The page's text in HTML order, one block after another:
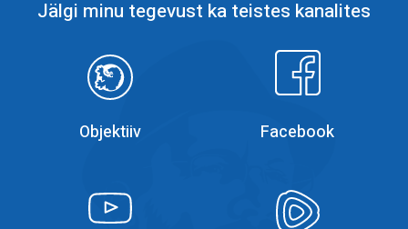
Objektiiv Facebook
YouTube
YouTube
YouTube
Rumble Instagram